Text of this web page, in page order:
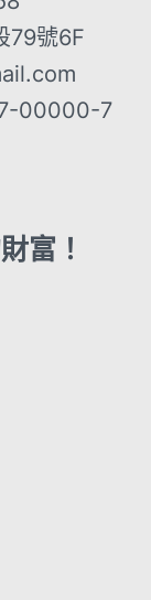
79號6F
00000-7
富！